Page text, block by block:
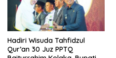
Hadiri Wisuda Tahfidzul
Qur’an 30 Juz PPTQ